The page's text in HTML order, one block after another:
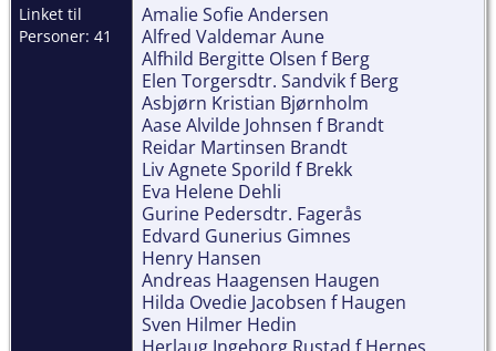
Linket til
Personer: 41
Amalie Sofie Andersen
Alfred Valdemar Aune
Alfhild Bergitte Olsen f Berg
Elen Torgersdtr. Sandvik f Berg
Asbjørn Kristian Bjørnholm
Aase Alvilde Johnsen f Brandt
Reidar Martinsen Brandt
Liv Agnete Sporild f Brekk
Eva Helene Dehli
Gurine Pedersdtr. Fagerås
Edvard Gunerius Gimnes
Henry Hansen
Andreas Haagensen Haugen
Hilda Ovedie Jacobsen f Haugen
Sven Hilmer Hedin
Herlaug Ingeborg Rustad f Hernes